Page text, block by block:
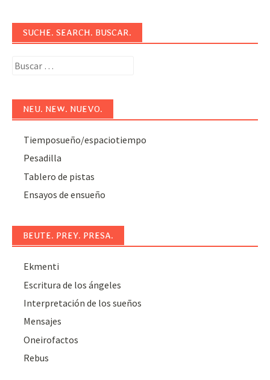
SUCHE. SEARCH. BUSCAR.
Buscar:
NEU. NEW. NUEVO.
Tiemposueño/espaciotiempo
Pesadilla
Tablero de pistas
Ensayos de ensueño
BEUTE. PREY. PRESA.
Ekmenti
Escritura de los ángeles
Interpretación de los sueños
Mensajes
Oneirofactos
Rebus